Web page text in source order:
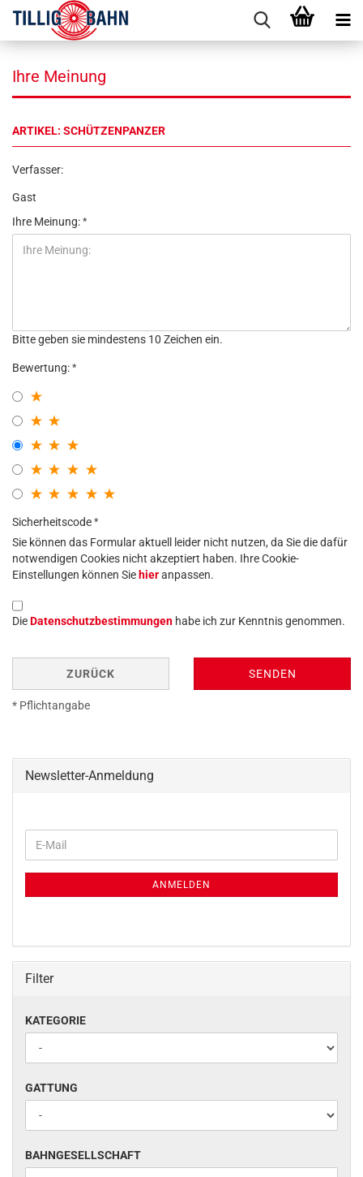
Ihre Meinung
ARTIKEL: SCHÜTZENPANZER
Verfasser:
Gast
Ihre Meinung:
Bitte geben sie mindestens 10 Zeichen ein.
Bewertung:
Sicherheitscode
Sie können das Formular aktuell leider nicht nutzen, da Sie die dafür
notwendigen Cookies nicht akzeptiert haben. Ihre Cookie-
Einstellungen können Sie hieranpassen.
DieDatenschutzbestimmungen habe ich zur Kenntnis genommen.
ZURÜCK SENDEN
* Pflichtangabe
Newsletter-Anmeldung
ZUR
E-
Mail
ANMELDEN
Filter
KATEGORIE
KATEGORIE
GATTUNG
GATTUNG
BAHNGESELLSCHAFT
BAHNGESELLSCHAFT